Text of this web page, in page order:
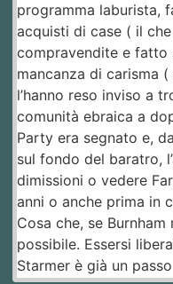
programma laburista,
acquisti di case ( il
compravendite e
mancanza di carisma
l’hanno reso inviso a
comunità ebraica a
Party era segnato e,
sul fondo del baratro,
dimissioni o vedere
anni o anche prima in
Cosa che, se Burnham
possibile. Essersi
Starmer è già un